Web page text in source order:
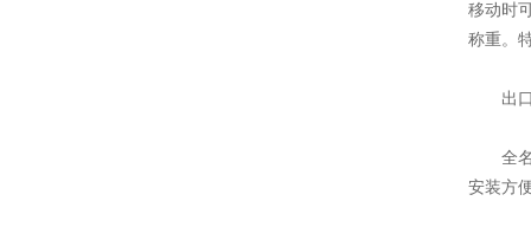
移动时
称重。
出口
全名
安装方